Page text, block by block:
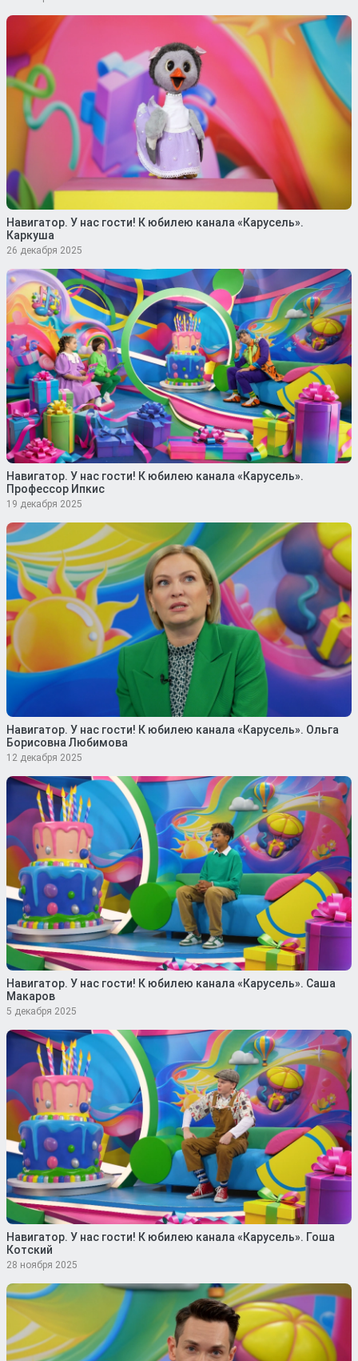
Навигатор. У нас гости! К юбилею канала «Карусель».
Каркуша
26 декабря 2025
Навигатор. У нас гости! К юбилею канала «Карусель».
Профессор Ипкис
19 декабря 2025
Навигатор. У нас гости! К юбилею канала «Карусель». Ольга
Борисовна Любимова
12 декабря 2025
Навигатор. У нас гости! К юбилею канала «Карусель». Саша
Макаров
5 декабря 2025
Навигатор. У нас гости! К юбилею канала «Карусель». Гоша
Котский
28 ноября 2025